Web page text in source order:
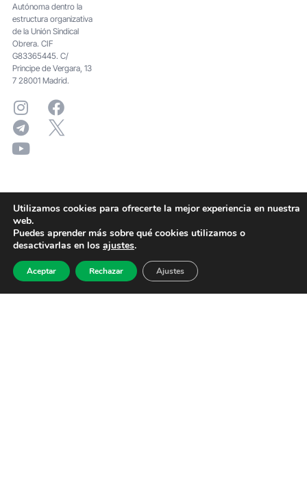
Autónoma dentro la
estructura organizativa
de la Unión Sindical
Obrera. CIF
G83365445. C/
Principe de Vergara, 13
7 28001 Madrid.
Utilizamos cookies para ofrecerte la mejor experiencia en nuestra
web.
Puedes aprender más sobre qué cookies utilizamos o
desactivarlas en los ajustes.
Aceptar Rechazar Ajustes